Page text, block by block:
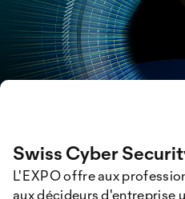
Swiss Cyber
L'EXPO offre aux
aux décideurs d'entreprise